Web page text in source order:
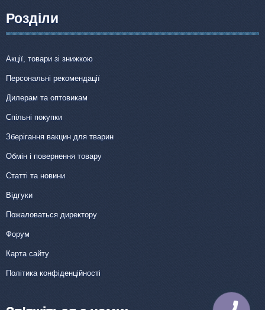
Розділи
Акції, товари зі знижкою
Персональні рекомендації
Дилерам та оптовикам
Спільні покупки
Зберігання вакцин для тварин
Обмін і повернення товару
Статті та новини
Відгуки
Пожаловаться директору
Форум
Карта сайту
Політика конфіденційності